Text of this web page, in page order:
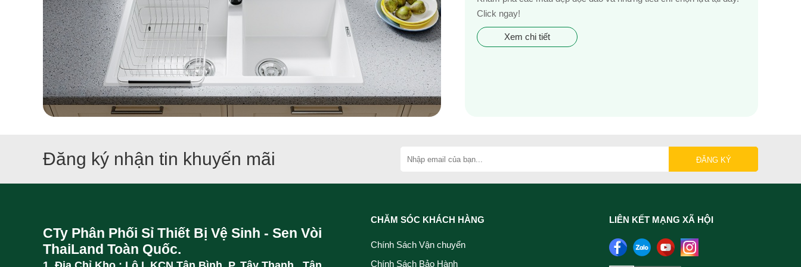
Click ngay!
Xem chi tiết
Đăng ký nhận tin khuyến mãi
CTy Phân Phối Sỉ Thiết Bị Vệ Sinh - Sen Vòi
ThaiLand Toàn Quốc.
CHĂM SÓC KHÁCH HÀNG
Chính Sách Vận chuyển
Chính Sách Bảo Hành
LIÊN KẾT MẠNG XÃ HỘI